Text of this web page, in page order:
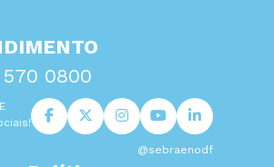
0800
@sebraenodf